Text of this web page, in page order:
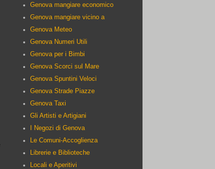
Genova mangiare economico
Genova mangiare vicino a
Genova Meteo
Genova Numeri Utili
Genova per i Bimbi
Genova Scorci sul Mare
Genova Spuntini Veloci
Genova Strade Piazze
Genova Taxi
Gli Artisti e Artigiani
I Negozi di Genova
Le Comuni-Accoglienza
Librerie e Biblioteche
Locali e Aperitivi